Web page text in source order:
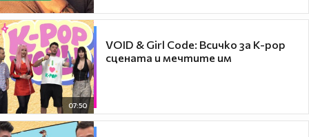
07:50
VOID & Girl Code: Всичко за K-pop
сцената и мечтите им